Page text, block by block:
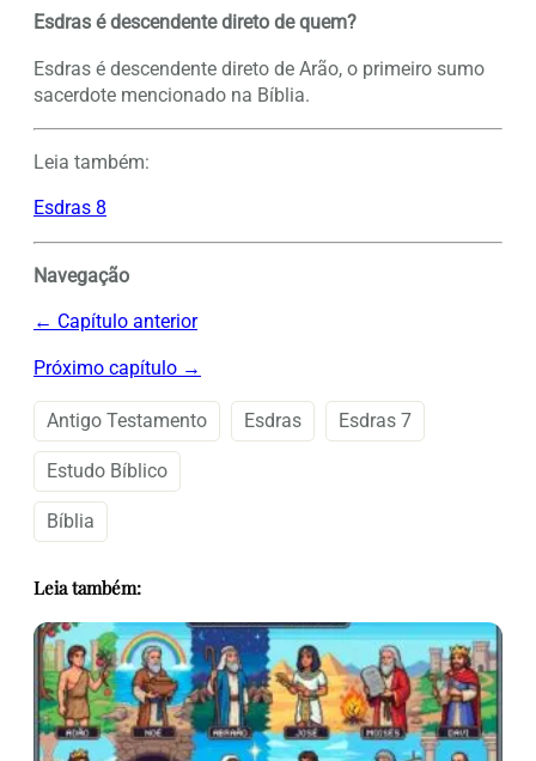
Esdras é descendente direto de quem?
Esdras é descendente direto de Arão, o primeiro sumo
sacerdote mencionado na Bíblia.
Leia também:
Esdras 8
Navegação
← Capítulo anterior
Próximo capítulo →
Antigo Testamento Esdras Esdras 7
Estudo Bíblico
Bíblia
Leia também: